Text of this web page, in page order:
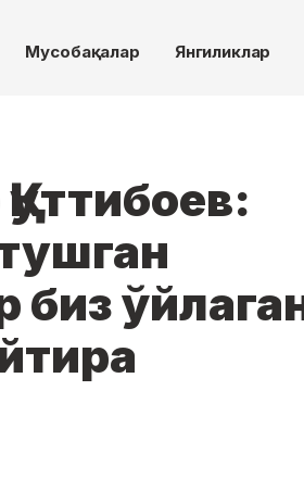
Мусобақалар Янгиликлар
биз